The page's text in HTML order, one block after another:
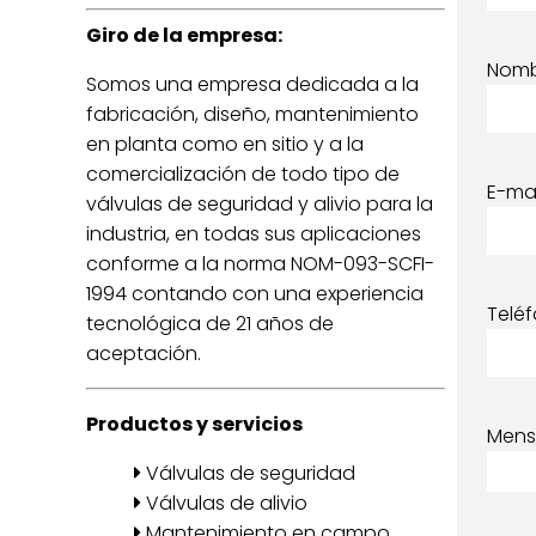
Giro de la empresa:
Somos una empresa dedicada a la
fabricación, diseño, mantenimiento
en planta como en sitio y a la
comercialización de todo tipo de
válvulas de seguridad y alivio para la
industria, en todas sus aplicaciones
conforme a la norma NOM-093-SCFI-
1994 contando con una experiencia
tecnológica de 21 años de
aceptación.
Productos y servicios
Válvulas de seguridad
Válvulas de alivio
E-